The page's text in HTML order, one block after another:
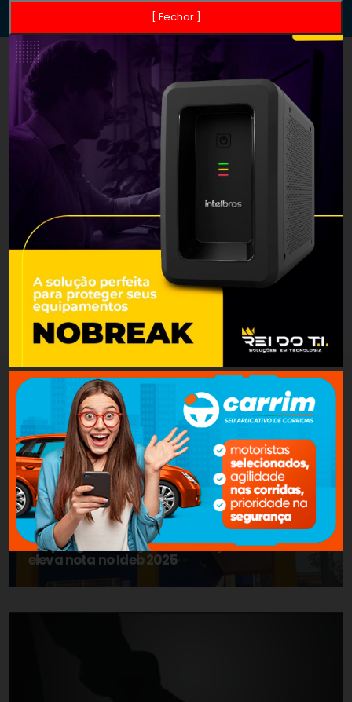
[ Fechar ]
EDUCAÇÃO
Arapongas avança na educação básica e
eleva nota no Ideb 2025